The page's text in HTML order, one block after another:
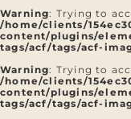
Warning: Trying to
/home/clients/
content/plugins/
tags/acf/tags/acf-
Warning: Trying to
/home/clients/
content/plugins/
tags/acf/tags/acf-